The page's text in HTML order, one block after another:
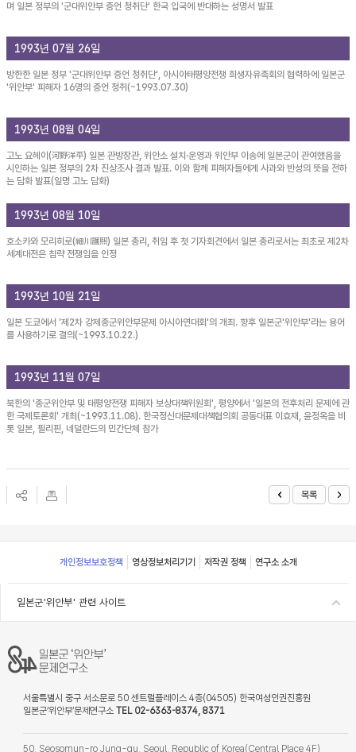
며 일본 정부의 '군대위안부 증언 청취단' 한국 입국에 반대하는 성명서 발표
1993년 07월 26일
방한한 일본 정부 '군대위안부 증언 청취단', 아시아태평양전쟁 희생자유족회의 협력하에 일본군
'위안부' 피해자 16명의 증언 청취(~1993.07.30)
1993년 08월 04일
고노 요헤이(河野洋平) 일본 관방장관, 위안소 설치·운영과 위안부 이송에 일본군이 관여했음을
시인하는 일본 정부의 2차 진상조사 결과 발표. 이와 함께 피해자들에게 사과와 반성의 뜻을 전하
는 담화 발표(일명 고노 담화)
1993년 08월 10일
호소카와 모리히로(細川護煕) 일본 총리, 취임 후 첫 기자회견에서 일본 총리로서는 최초로 제2차
세계대전은 침략 전쟁임을 인정
1993년 10월 21일
일본 도쿄에서 '제2차 강제종군위안부문제 아시아연대회'의 개최. 향후 일본군'위안부'라는 용어
를 사용하기로 결의(~1993.10.22.)
1993년 11월 07일
북한의 '종군위안부 및 태평양전쟁 피해자 보상대책위원회', 평양에서 '일본의 전후처리 문제에 관
한 국제토론회' 개최(~1993.11.08). 한국정신대문제대책협의회 공동대표 이효재, 윤정옥을 비
롯 일본, 필리핀, 네덜란드의 민간단체 참가
목록
Footer
개인정보보호정책 영상정보처리기기 저작권 정책 연구소 소개
일본군'위안부' 관련 사이트
서울특별시 중구 서소문로 50 센트럴플레이스 4층(04505) 한국여성인권진흥원
일본군‘위안부’문제연구소 TEL 02-6363-8374, 8371
50, Seosomun-ro Jung-gu, Seoul, Republic of Korea(Central Place 4F)